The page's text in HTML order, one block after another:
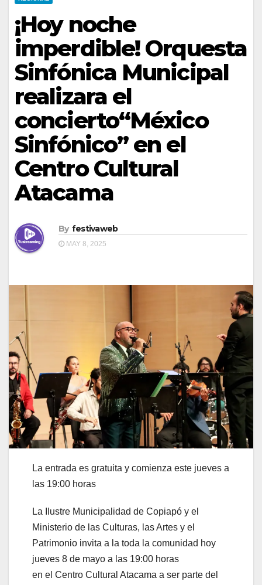
¡Hoy noche
imperdible! Orquesta
Sinfónica Municipal
realizara el
concierto“México
Sinfónico” en el
Centro Cultural
Atacama
By festivaweb
MAY 8, 2025
La entrada es gratuita y comienza este jueves a
las 19:00 horas
La Ilustre Municipalidad de Copiapó y el
Ministerio de las Culturas, las Artes y el
Patrimonio invita a la toda la comunidad hoy
jueves 8 de mayo a las 19:00 horas
en el Centro Cultural Atacama a ser parte del